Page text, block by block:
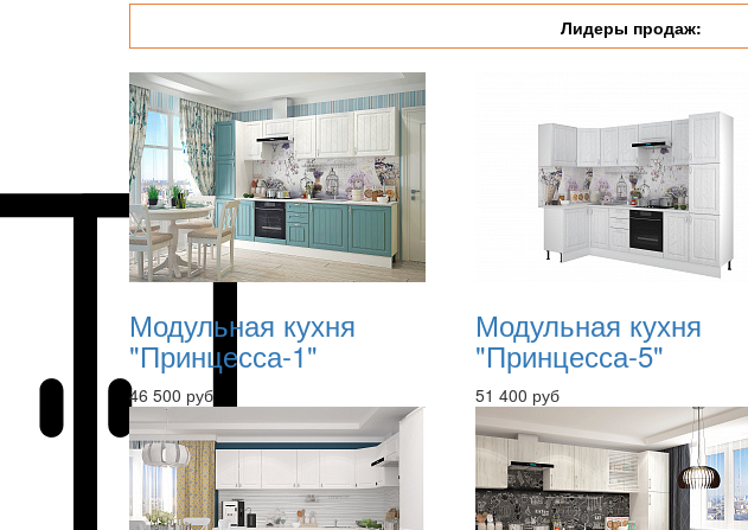
Лидеры продаж:
Модульная кухня
"Принцесса-1"
46 500 руб
Модульная кухня
"Принцесса-5"
51 400 руб